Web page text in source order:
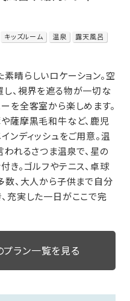
キッズルーム 温泉
露天風呂
晴らしいロケーション。空
、視界を遮る物が一切な
を全客室から楽しめます。
薩摩黒毛和牛など、鹿児
ンディッシュをご用意。温
われるさつま温泉で、星の
き。ゴルフやテニス、卓球
数、大人から子供まで自分
充実した一日がここで完
プラン一覧を見る